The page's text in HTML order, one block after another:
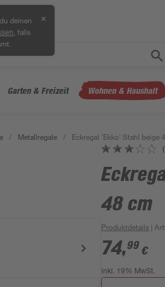
deinen
, falls
✕
Garten & Freizeit Wohnen & Haushalt
/ Metallregale / Eckregal 'Ekko' Stahl beige
48 cm
Produktdetails |
74,99 €
inkl. 19% MwSt.